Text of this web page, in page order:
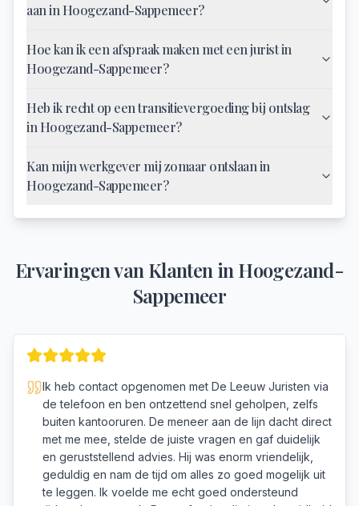
aan in Hoogezand-Sappemeer?
Hoe kan ik een afspraak maken met een jurist in
Hoogezand-Sappemeer?
Heb ik recht op een transitievergoeding bij ontslag
in Hoogezand-Sappemeer?
Kan mijn werkgever mij zomaar ontslaan in
Hoogezand-Sappemeer?
Ervaringen van Klanten in Hoogezand-
Sappemeer
Ik heb contact opgenomen met De Leeuw Juristen via
de telefoon en ben ontzettend snel geholpen, zelfs
buiten kantooruren. De meneer aan de lijn dacht direct
met me mee, stelde de juiste vragen en gaf duidelijk
en geruststellend advies. Hij was enorm vriendelijk,
geduldig en nam de tijd om alles zo goed mogelijk uit
te leggen. Ik voelde me echt goed ondersteund